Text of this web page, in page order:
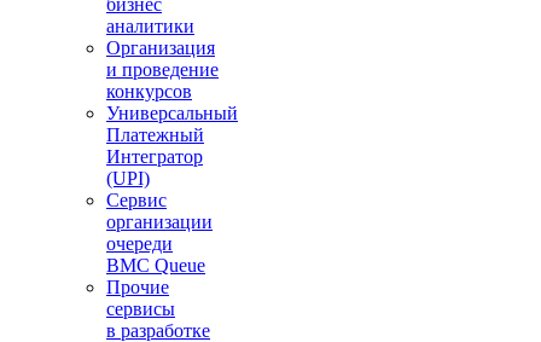
бизнес
аналитики
Организация
и проведение
конкурсов
Универсальный
Платежный
Интегратор
(UPI)
Сервис
организации
очереди
BMC Queue
Прочие
сервисы
в разработке